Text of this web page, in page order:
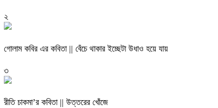
২
গোলাম কবির এর কবিতা || বেঁচে থাকার ইচ্ছেটা উধাও হয়ে যায়
৩
রীতি চাকমা’র কবিতা || উত্তরের খোঁজে